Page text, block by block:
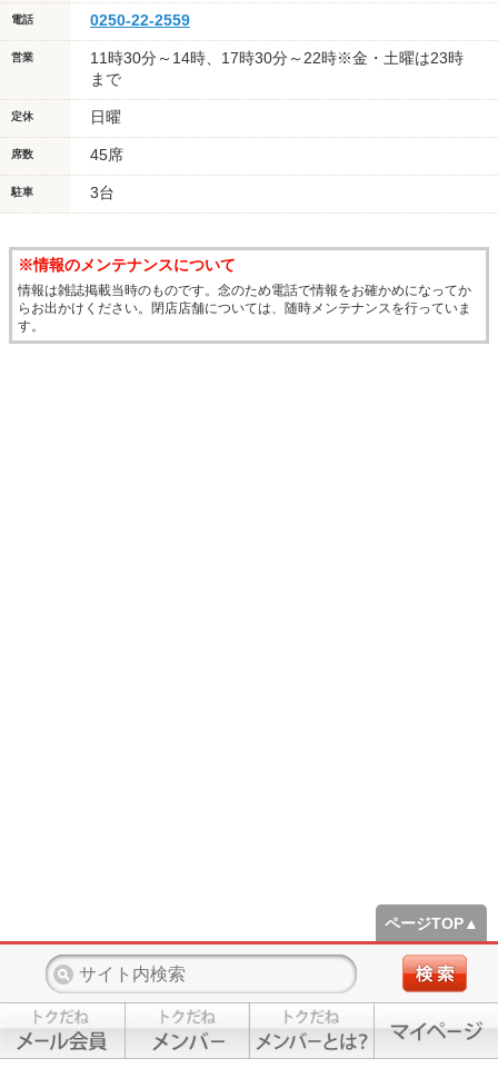
電話 0250-22-2559
営業
11時30分～14時、17時30分～22時※金・土曜は23時
まで
定休 日曜
席数 45席
駐車 3台
※情報のメンテナンスについて
情報は雑誌掲載当時のものです。念のため電話で情報をお確かめになってか
らお出かけください。閉店店舗については、随時メンテナンスを行っていま
す。
ページTOP▲